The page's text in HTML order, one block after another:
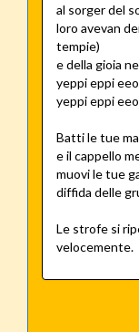
al sorger del
loro avevan
tempie)
e della gioia
yeppi eppi
yeppi eppi
Batti le tue
e il cappello
muovi le tue
diffida delle
Le strofe si
velocemente.